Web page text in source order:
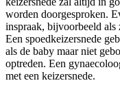
worden doorgesproken.
inspraak, bijvoorbeeld als
Een spoedkeizersnede
als de baby maar niet
optreden. Een
met een keizersnede.